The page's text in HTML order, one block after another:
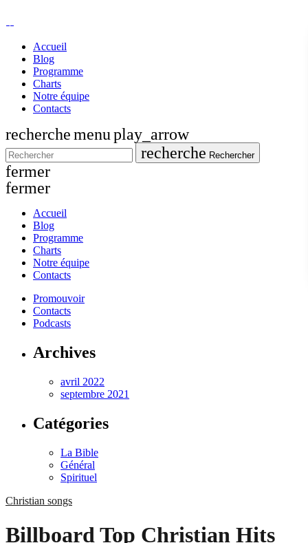
Accueil
Blog
Programme
Charts
Notre équipe
Contacts
recherchemenuplay_arrow
recherche Rechercher
fermer
fermer
Accueil
Blog
Programme
Charts
Notre équipe
Contacts
Promouvoir
Contacts
Podcasts
Archives
avril 2022
septembre 2021
Catégories
La Bible
Général
Spirituel
Christian songs
Billboard Top Christian Hits